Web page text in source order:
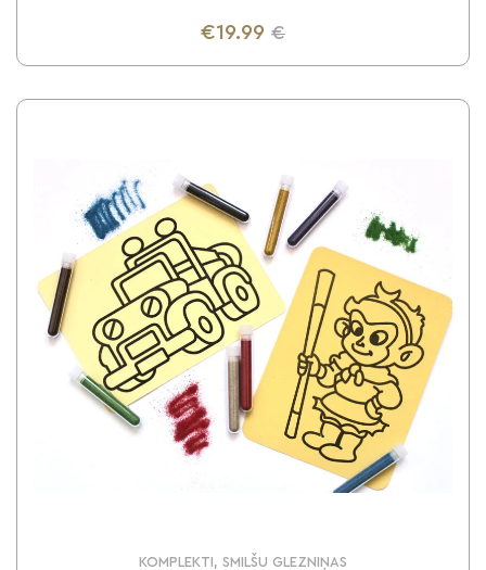
€19.99 €
UZZINI VAIRĀK
KOMPLEKTI, SMILŠU GLEZNIŅAS